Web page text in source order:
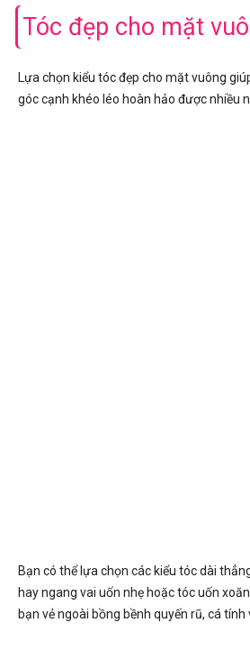
Tóc đẹp cho mặt
Lựa chọn kiểu tóc đẹp cho mặt vuông
góc cạnh khéo léo hoàn hảo được nhiều
Bạn có thể lựa chọn các kiểu tóc dài
hay ngang vai uốn nhẹ hoặc tóc uốn
bạn vẻ ngoài bồng bềnh quyến rũ, cá tính